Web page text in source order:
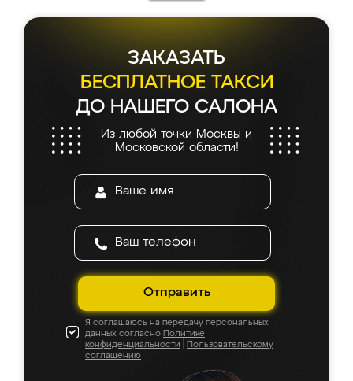
ЗАКАЗАТЬ
БЕСПЛАТНОЕ ТАКСИ
ДО НАШЕГО САЛОНА
Из любой точки Москвы и
Московской области!
Отправить
Я соглашаюсь на передачу персональных
данных согласно Политике
конфиденциальности
Пользовательскому
соглашению